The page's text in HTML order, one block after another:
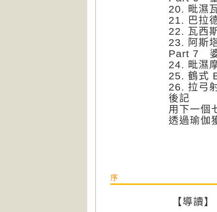
20. 毗濕
21. 巴拉
22. 瓦西
23. 阿斯
Part 7
24. 毗濕
25. 鶴式
26. 拉弓
後記
用下一個
透過瑜伽
序
【導讀】